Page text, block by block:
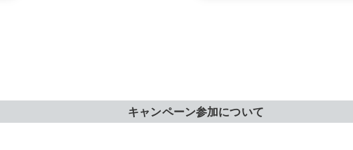
キャンペーン参加について